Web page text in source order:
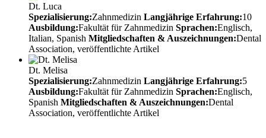
Dt. Luca
Spezialisierung:Zahnmedizin Langjährige Erfahrung:10
Ausbildung:Fakultät für Zahnmedizin Sprachen:Englisch,
Italian, Spanish Mitgliedschaften & Auszeichnungen:Dental
Association, veröffentlichte Artikel
Dt. Melisa
Spezialisierung:Zahnmedizin Langjährige Erfahrung:5
Ausbildung:Fakultät für Zahnmedizin Sprachen:Englisch,
Spanish Mitgliedschaften & Auszeichnungen:Dental
Association, veröffentlichte Artikel